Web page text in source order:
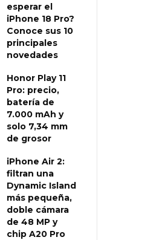
esperar el
iPhone 18 Pro?
Conoce sus 10
principales
novedades
Honor Play 11
Pro: precio,
batería de
7.000 mAh y
solo 7,34 mm
de grosor
iPhone Air 2:
filtran una
Dynamic Island
más pequeña,
doble cámara
de 48 MP y
chip A20 Pro